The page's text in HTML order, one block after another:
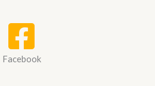
Facebook